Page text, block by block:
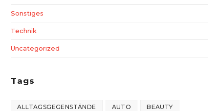
Sonstiges
Technik
Uncategorized
Tags
ALLTAGSGEGENSTÄNDE AUTO BEAUTY